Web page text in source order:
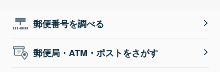
郵便番号を調べる
郵便局・ATM・ポストをさがす